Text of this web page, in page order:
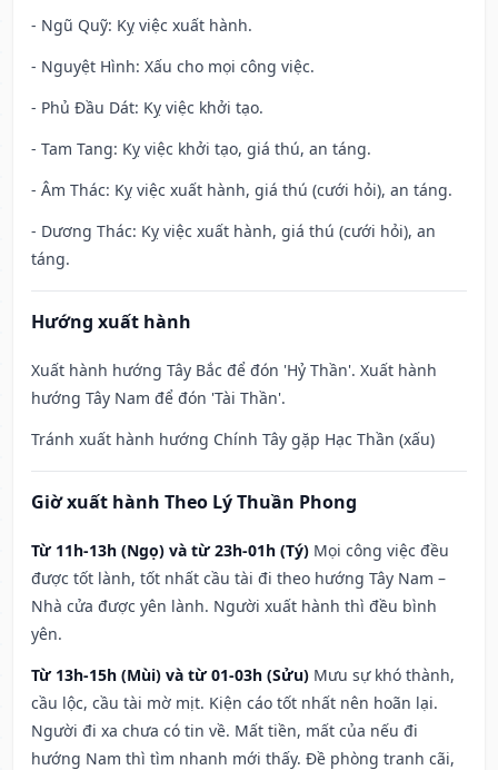
- Ngũ Quỹ: Kỵ việc xuất hành.
- Nguyệt Hình: Xấu cho mọi công việc.
- Phủ Đầu Dát: Kỵ việc khởi tạo.
- Tam Tang: Kỵ việc khởi tạo, giá thú, an táng.
- Âm Thác: Kỵ việc xuất hành, giá thú (cưới hỏi), an táng.
- Dương Thác: Kỵ việc xuất hành, giá thú (cưới hỏi), an
táng.
Hướng xuất hành
Xuất hành hướng Tây Bắc để đón 'Hỷ Thần'. Xuất hành
hướng Tây Nam để đón 'Tài Thần'.
Tránh xuất hành hướng Chính Tây gặp Hạc Thần (xấu)
Giờ xuất hành Theo Lý Thuần Phong
Từ 11h-13h (Ngọ) và từ 23h-01h (Tý) Mọi công việc đều
được tốt lành, tốt nhất cầu tài đi theo hướng Tây Nam –
Nhà cửa được yên lành. Người xuất hành thì đều bình
yên.
Từ 13h-15h (Mùi) và từ 01-03h (Sửu) Mưu sự khó thành,
cầu lộc, cầu tài mờ mịt. Kiện cáo tốt nhất nên hoãn lại.
Người đi xa chưa có tin về. Mất tiền, mất của nếu đi
hướng Nam thì tìm nhanh mới thấy. Đề phòng tranh cãi,